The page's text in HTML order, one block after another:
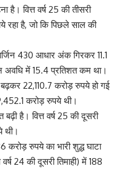
है। वित्त वर्ष 25 की तीसरी
रहा है, जो कि पिछले साल की
430 आधार अंक गिरकर 11.1
अवधि में 15.4 प्रतिशत कम था।
22,110.7 करोड़ रुपये हो गई
करोड़ रुपये थी।
है। वित्त वर्ष 25 की दूसरी
थी।
करोड़ रुपये का भारी शुद्ध घाटा
24 की दूसरी तिमाही) में 188